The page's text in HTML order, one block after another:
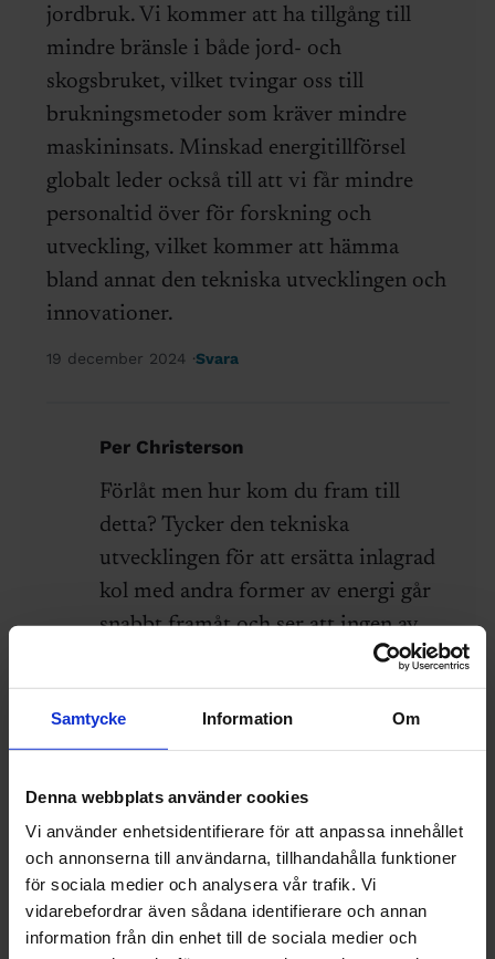
Samtycke Information Om
Denna webbplats använder cookies
Vi använder enhetsidentifierare för att anpassa innehållet
och annonserna till användarna, tillhandahålla funktioner
för sociala medier och analysera vår trafik. Vi
vidarebefordrar även sådana identifierare och annan
information från din enhet till de sociala medier och
jordbruk. Vi kommer att ha tillgång till
mindre bränsle i både jord- och
skogsbruket, vilket tvingar oss till
brukningsmetoder som kräver mindre
maskininsats. Minskad energitillförsel
globalt leder också till att vi får mindre
personaltid över för forskning och
utveckling, vilket kommer att hämma
bland annat den tekniska utvecklingen och
innovationer.
19 december 2024 Svara
Per Christerson
Förlåt men hur kom du fram till
detta? Tycker den tekniska
utvecklingen för att ersätta inlagrad
kol med andra former av energi går
snabbt framåt och ser att ingen av
oss ens har en aning om vad den
tekniska utvecklingen kommer att
medföra. Vi behöver fler ingenjörer
och fler problemlösare. Inte mindre.
05 januari 2025Svara
Lämna en kommentar